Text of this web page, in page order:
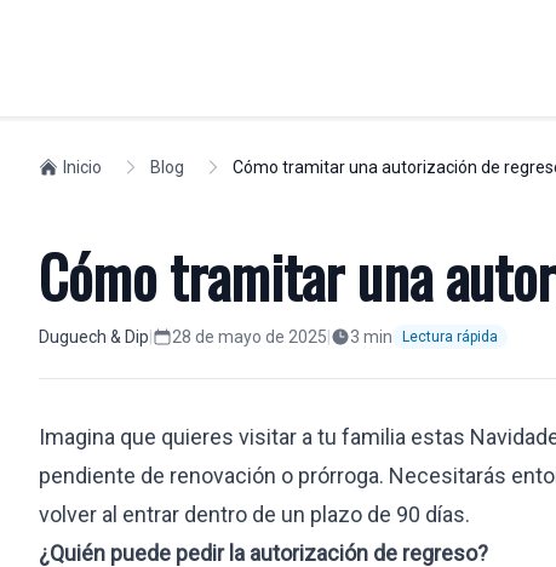
PARTICULARES
Golden Visa
Residencia no lucrativa
Permiso de trabajo
Estudiantes
Despidos laborales
Visa nómada digital
Visa estudiante internacional
MOVILIDAD
Seguridad Social
Expatriados
Profesionales
Traslados
Inicio Blog Cómo tramitar una autorización de
Cómo tramitar una
Duguech & Dip 28 de mayo de 2025 3 min Lectura rápida
Imagina que quieres visitar a tu familia estas
pendiente de renovación o prórroga. Necesitarás
volver al entrar dentro de un plazo de 90 días.
¿Quién puede pedir la autorización de regreso?